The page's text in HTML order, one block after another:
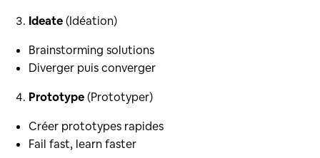
Ideate(Idéation)
Brainstorming solutions
Diverger puis converger
Prototype(Prototyper)
Créer prototypes rapides
Fail fast, learn faster